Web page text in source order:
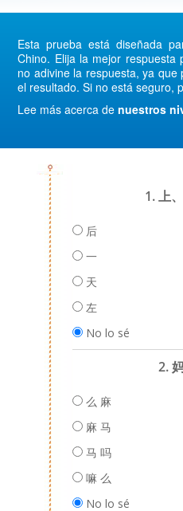
Esta prueba está diseñada
Chino. Elija la mejor respuesta
no adivine la respuesta, ya
el resultado. Si no está seguro,
Lee más acerca denuestros
1. 上
后
一
天
左
No lo sé
2.
么 麻
麻 马
马 吗
嘛 么
No lo sé